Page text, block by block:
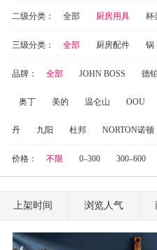
二级分类： 全部 厨房用具 杯
三级分类： 全部 厨房配件 锅
品牌： 全部 JOHN BOSS 德
奥丁 美的 温仑山 OOU
丹 九阳 杜邦 NORTON诺顿
价格： 不限 0–300 300–600
上架时间 浏览人气